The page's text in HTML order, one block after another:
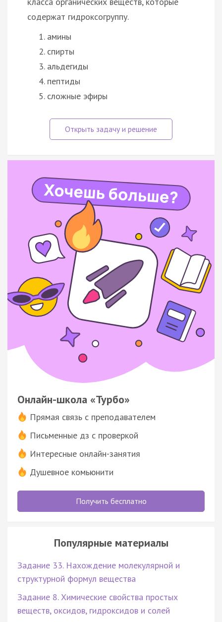
содержат гидроксогруппу.
амины
спирты
альдегиды
пептиды
сложные эфиры
Онлайн-школа «Турбо»
Прямая связь с преподавателем
Письменные дз с проверкой
Интересные онлайн-занятия
Душевное комьюнити
Получить бесплатно
Популярные материалы
Задание 33. Нахождение молекулярной и
структурной формул вещества
Задание 8. Химические свойства простых
веществ, оксидов, гидроксидов и солей